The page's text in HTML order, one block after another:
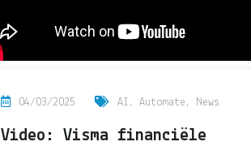
04/03/2025 AI , Automate , News
Video: Visma financiële